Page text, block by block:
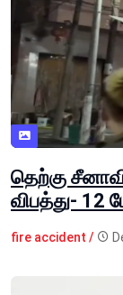
தெற்கு
விபத்து- 12
fire accident /